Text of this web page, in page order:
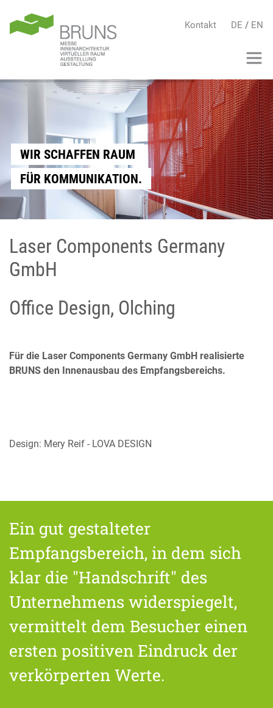
Kontakt DE / EN
WIR SCHAFFEN RAUM
FÜR KOMMUNIKATION.
Laser Components Germany
GmbH
Office Design, Olching
Für die Laser Components Germany GmbH realisierte
BRUNS den Innenausbau des Empfangsbereichs.
Design: Mery Reif - LOVA DESIGN
Ein gut gestalteter
Empfangsbereich, in dem sich
klar die "Handschrift" des
Unternehmens widerspiegelt,
vermittelt dem Besucher einen
ersten positiven Eindruck der
verkörperten Werte.